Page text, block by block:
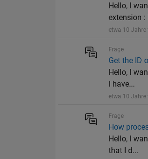
Hello, I
extension :
etwa 10 Jahre
Frage
Get the ID
Hello, I
I have...
etwa 10 Jahre
Frage
How
Hello, I
that I d...